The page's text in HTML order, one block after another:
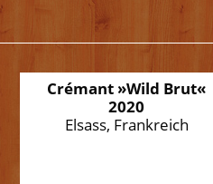
Crémant »Wild Brut«
2020
Elsass, Frankreich